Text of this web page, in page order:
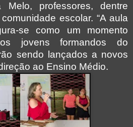
Melo, professores, dentre
escolar. “A aula
se como um momento
jovens formandos do
sendo lançados a novos
ao Ensino Médio.